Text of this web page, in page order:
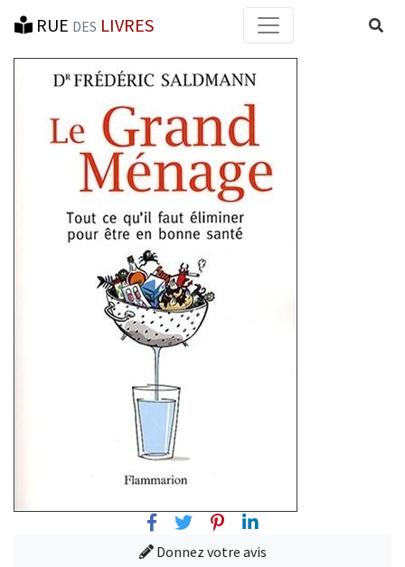
RUE DES LIVRES
FacebookTwitterPinterest
Linkedin
Donnez votre avis